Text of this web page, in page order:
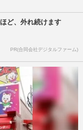
ど、外れ続けます
PR(合同会社デジタルファーム)